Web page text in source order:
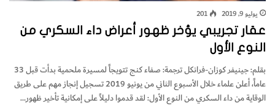
يوليو 9, 2019 201
عقار تجريبي يؤخر ظهور أعراض داء السكري من
النوع الأول
بقلم: جينيفر كوزان-فرانكل ترجمة: صفاء كنج تتويجاً لمسيرة ملحمية بدأت قبل 33
عاماً، أعلن علماء خلال الأسبوع الثاني من يونيو 2019 تسجيل إنجاز مهم على طريق
الوقاية من داء السكري من النوع الأول: لقد قدموا دليلاً على إمكانية تأخير ظهور…